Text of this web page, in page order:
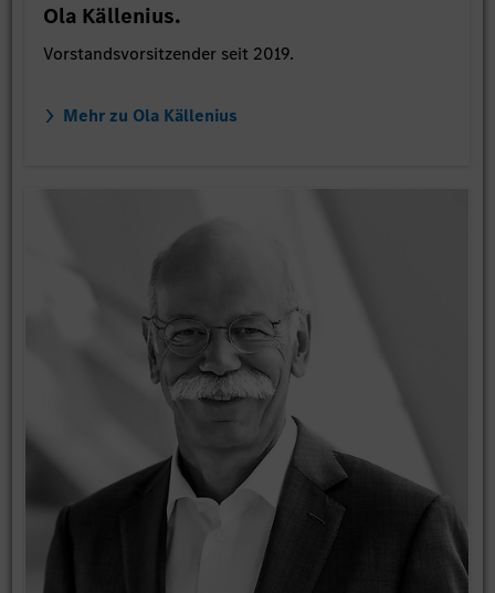
Ola Källenius.
Vorstandsvorsitzender seit 2019.
Mehr zu Ola Källenius